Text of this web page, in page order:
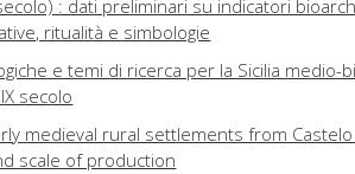
: dati preliminari su indicatori
ritualità e simbologie
e temi di ricerca per la Sicilia medio-
secolo
medieval rural settlements from
scale of production